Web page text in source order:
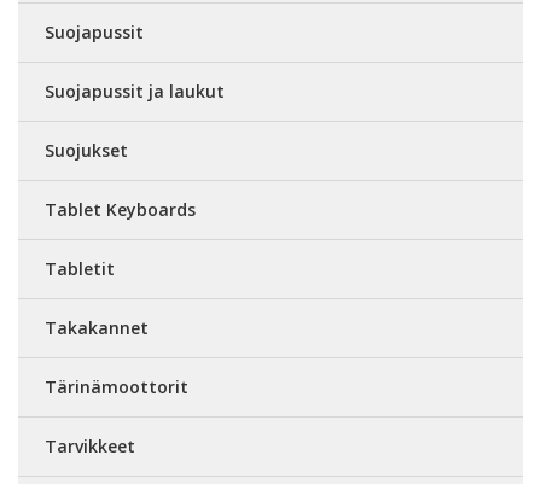
Suojapussit
Suojapussit ja laukut
Suojukset
Tablet Keyboards
Tabletit
Takakannet
Tärinämoottorit
Tarvikkeet